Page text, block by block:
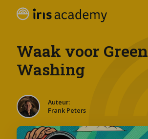
Waak voor Green
Washing
Auteur:
Frank Peters